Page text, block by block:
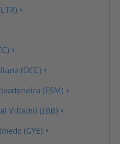
(OCC)
(ESM)
Villamil (IBB)
(GYE)